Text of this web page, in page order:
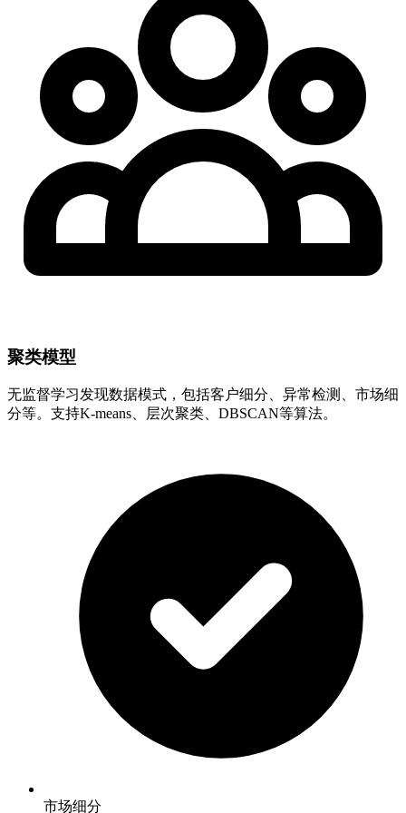
聚类模型
无监督学习发现数据模式，包括客户细分、异常检测、市场细
分等。支持K-means、层次聚类、DBSCAN等算法。
市场细分